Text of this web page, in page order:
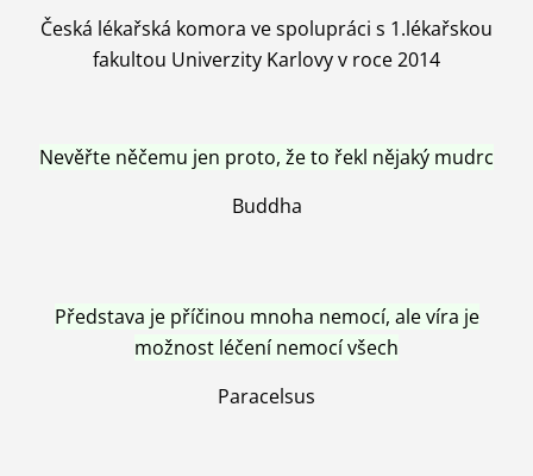
Česká lékařská komora ve spolupráci s 1.lékařskou
fakultou Univerzity Karlovy v roce 2014
Nevěřte něčemu jen proto, že to řekl nějaký mudrc
Buddha
Představa je příčinou mnoha nemocí, ale víra je
možnost léčení nemocí všech
Paracelsus